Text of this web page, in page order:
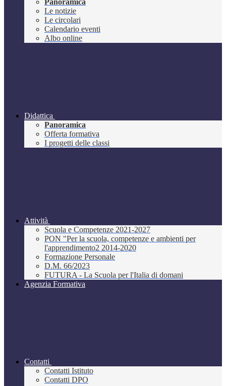
Panoramica
Le notizie
Le circolari
Calendario eventi
Albo online
Didattica
Panoramica
Offerta formativa
I progetti delle classi
Attività
Scuola e Competenze 2021-2027
PON "Per la scuola, competenze e ambienti per
l'apprendimento2 2014-2020
Formazione Personale
D.M. 66/2023
FUTURA - La Scuola per l'Italia di domani
Agenzia Formativa
Contatti
Contatti Istituto
Contatti DPO